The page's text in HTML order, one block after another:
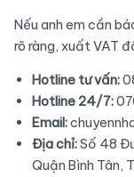
Nếu anh em cần
rõ ràng, xuất VAT
Hotline tư vấn:
Hotline 24/7:
Email:
Địa chỉ:Số 48
Quận Bình Tân,